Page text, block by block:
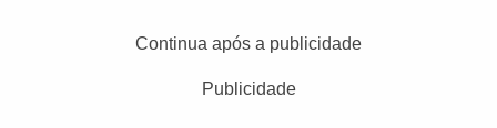
Continua após a publicidade
Publicidade